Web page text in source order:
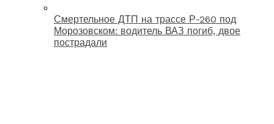
Смертельное ДТП на трассе Р-260 под
Морозовском: водитель ВАЗ погиб, двое
пострадали